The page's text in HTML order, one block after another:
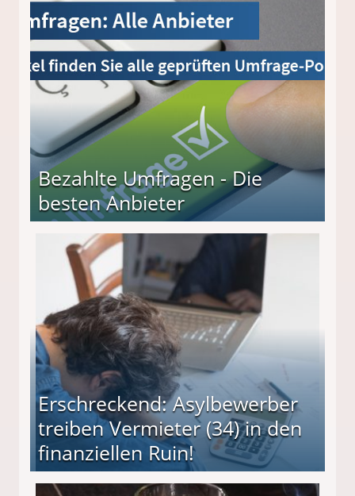
Bezahlte Umfragen - Die
besten Anbieter
Erschreckend: Asylbewerber
treiben Vermieter (34) in den
finanziellen Ruin!